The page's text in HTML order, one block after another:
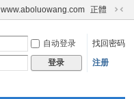
www.aboluowang.com 正體
切
到
自动登录
找回密码
登录 注册